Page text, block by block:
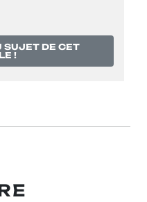
SUJET DE CET
!